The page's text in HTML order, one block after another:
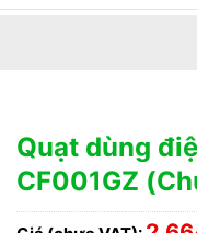
Quạt dùng
CF001GZ